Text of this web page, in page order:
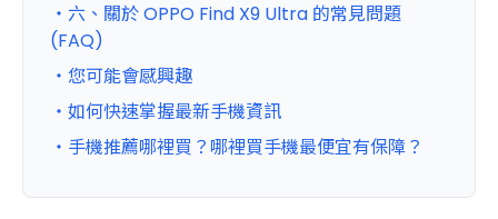
・六、關於 OPPO Find X9 Ultra 的常見問題
(FAQ)
・您可能會感興趣
・如何快速掌握最新手機資訊
・手機推薦哪裡買？哪裡買手機最便宜有保障？